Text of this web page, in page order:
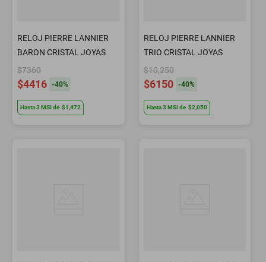
RELOJ PIERRE LANNIER
BARON CRISTAL JOYAS
$7360
$4416 -40%
Hasta3 MSIde $1,472
RELOJ PIERRE LANNIER
TRIO CRISTAL JOYAS
$10,250
$6150 -40%
Hasta3 MSIde $2,050